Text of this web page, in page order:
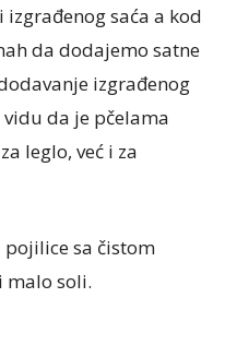
saća a kod
da dodajemo satne
izgrađenog
da je pčelama
leglo, već i za
sa čistom
malo soli.